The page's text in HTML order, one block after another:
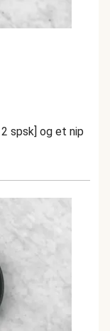
spsk] og et nip